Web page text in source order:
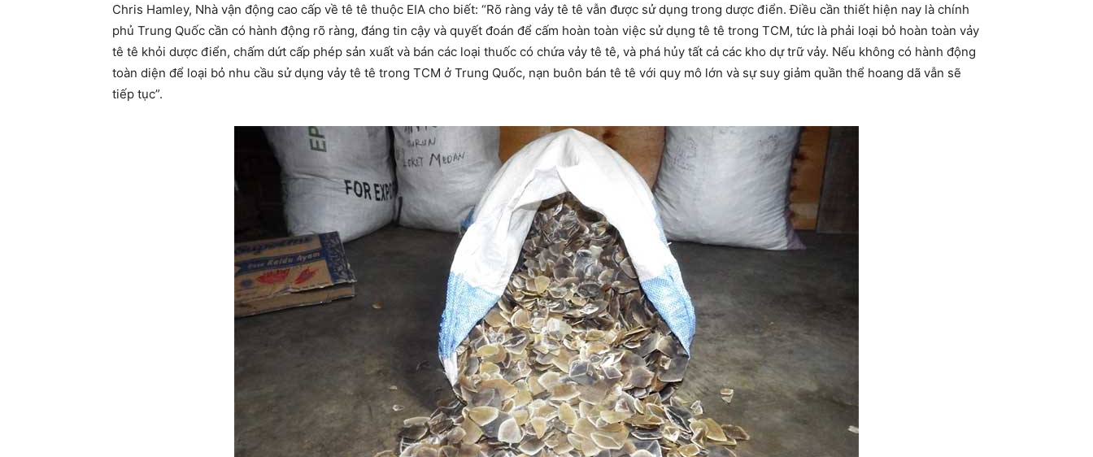
Chris Hamley, Nhà vận động cao cấp về tê tê thuộc EIA cho biết: “Rõ ràng vảy tê tê vẫn được sử dụng trong dược điển. Điều cần thiết hiện nay là chính
phủ Trung Quốc cần có hành động rõ ràng, đáng tin cậy và quyết đoán để cấm hoàn toàn việc sử dụng tê tê trong TCM, tức là phải loại bỏ hoàn toàn vảy
tê tê khỏi dược điển, chấm dứt cấp phép sản xuất và bán các loại thuốc có chứa vảy tê tê, và phá hủy tất cả các kho dự trữ vảy. Nếu không có hành động
toàn diện để loại bỏ nhu cầu sử dụng vảy tê tê trong TCM ở Trung Quốc, nạn buôn bán tê tê với quy mô lớn và sự suy giảm quần thể hoang dã vẫn sẽ
tiếp tục”.